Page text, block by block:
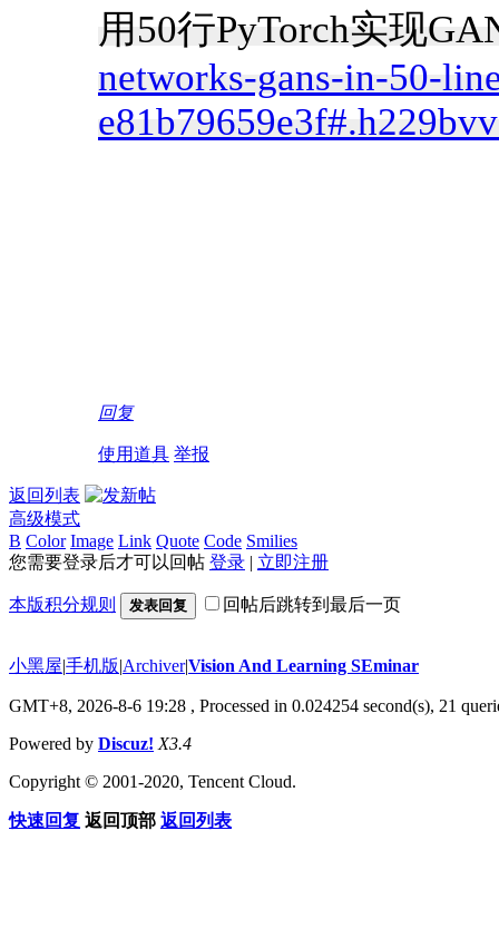
用50行PyTorch实现
networks-gans-in-50-
回复
使用道具 举报
返回列表
高级模式
B Color Image Link Quote Code Smilies
您需要登录后才可以回帖 登录 | 立即注册
本版积分规则 发表回复 回帖后跳转到最后一页
小黑屋|手机版|Archiver|Vision And Learning SEminar
GMT+8, 2026-8-6 19:28 , Processed in 0.024254 second(s), 21
Powered by Discuz! X3.4
Copyright © 2001-2020, Tencent Cloud.
快速回复 返回顶部 返回列表